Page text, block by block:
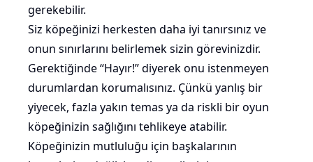
gerekebilir.
Siz köpeğinizi herkesten daha iyi tanırsınız ve
onun sınırlarını belirlemek sizin görevinizdir.
Gerektiğinde “Hayır!” diyerek onu istenmeyen
durumlardan korumalısınız. Çünkü yanlış bir
yiyecek, fazla yakın temas ya da riskli bir oyun
köpeğinizin sağlığını tehlikeye atabilir.
Köpeğinizin mutluluğu için başkalarının